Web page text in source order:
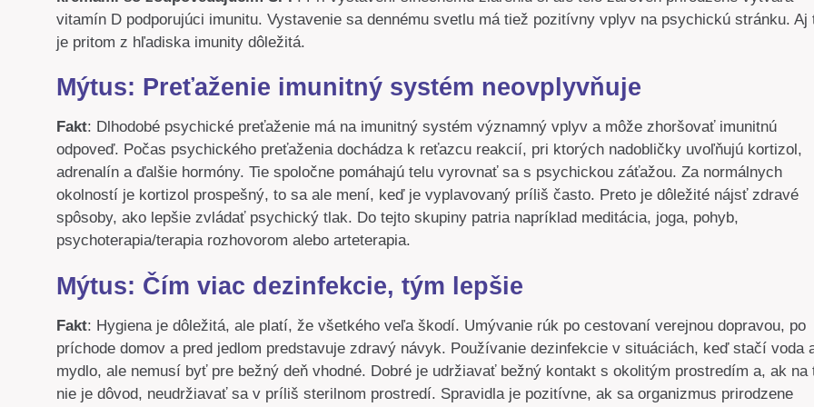
vitamín D podporujúci imunitu. Vystavenie sa dennému svetlu má tiež pozitívny vplyv na psychickú stránku. Aj
je pritom z hľadiska imunity dôležitá.
Mýtus: Preťaženie imunitný systém neovplyvňuje
Fakt: Dlhodobé psychické preťaženie má na imunitný systém významný vplyv a môže zhoršovať imunitnú
odpoveď. Počas psychického preťaženia dochádza k reťazcu reakcií, pri ktorých nadobličky uvoľňujú kortizol,
adrenalín a ďalšie hormóny. Tie spoločne pomáhajú telu vyrovnať sa s psychickou záťažou. Za normálnych
okolností je kortizol prospešný, to sa ale mení, keď je vyplavovaný príliš často. Preto je dôležité nájsť zdravé
spôsoby, ako lepšie zvládať psychický tlak. Do tejto skupiny patria napríklad meditácia, joga, pohyb,
psychoterapia/terapia rozhovorom alebo arteterapia.
Mýtus: Čím viac dezinfekcie, tým lepšie
Fakt: Hygiena je dôležitá, ale platí, že všetkého veľa škodí. Umývanie rúk po cestovaní verejnou dopravou, po
príchode domov a pred jedlom predstavuje zdravý návyk. Používanie dezinfekcie v situáciách, keď stačí voda
mydlo, ale nemusí byť pre bežný deň vhodné. Dobré je udržiavať bežný kontakt s okolitým prostredím a, ak na
nie je dôvod, neudržiavať sa v príliš sterilnom prostredí. Spravidla je pozitívne, ak sa organizmus prirodzene